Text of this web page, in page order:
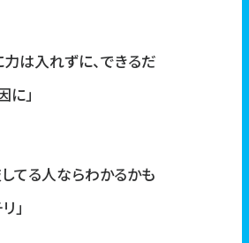
は入れずに、できるだ
」
てる人ならわかるかも
」